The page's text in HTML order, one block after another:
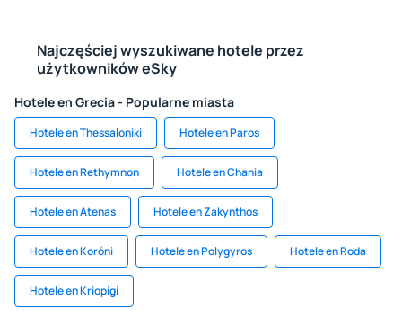
Najczęściej wyszukiwane hotele przez
użytkowników eSky
Hotele en Grecia - Popularne miasta
Hotele en Thessaloniki Hotele en Paros
Hotele en Rethymnon Hotele en Chania
Hotele en Atenas Hotele en Zakynthos
Hotele en Koróni Hotele en Polygyros Hotele en Roda
Hotele en Kriopigi